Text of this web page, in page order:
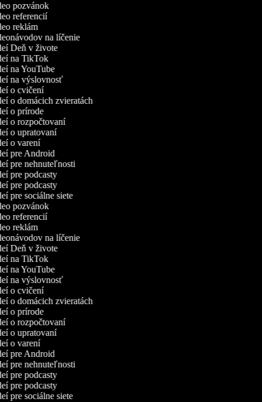
pozvánok
referencií
reklám
na líčenie
Deň v živote
na TikTok
na YouTube
na výslovnosť
o cvičení
o domácich zvieratách
o prírode
o rozpočtovaní
o upratovaní
o varení
pre Android
pre nehnuteľnosti
pre podcasty
pre podcasty
pre sociálne siete
pozvánok
referencií
reklám
na líčenie
Deň v živote
na TikTok
na YouTube
na výslovnosť
o cvičení
o domácich zvieratách
o prírode
o rozpočtovaní
o upratovaní
o varení
pre Android
pre nehnuteľnosti
pre podcasty
pre podcasty
pre sociálne siete